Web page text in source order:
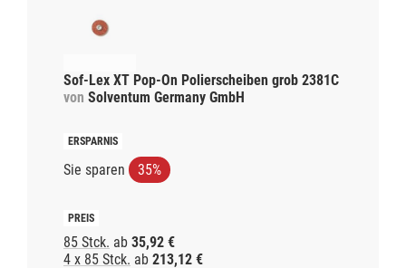
Sof-Lex XT Pop-On Polierscheiben grob 2381C
von Solventum Germany GmbH
Sie sparen 35%
85 Stck. ab 35,92 €
4 x 85 Stck. ab 213,12 €